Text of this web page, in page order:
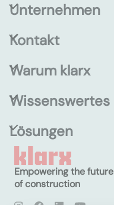
Unternehmen
Kontakt
Warum klarx
Wissenswertes
Lösungen
Empowering the future
of construction